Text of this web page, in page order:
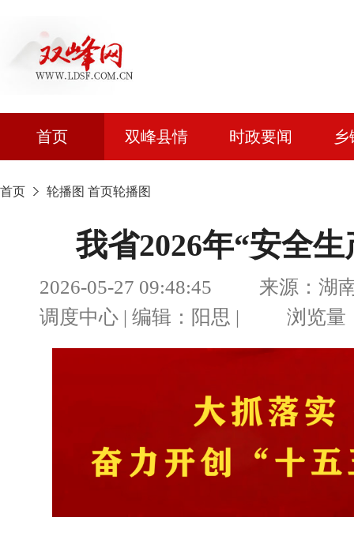
首页 双峰县情 时政要闻
首页 轮播图 首页轮播图
我省2026年“安全
2026-05-27 09:48:45 来源：湖
调度中心 | 编辑：阳思 | 浏览量